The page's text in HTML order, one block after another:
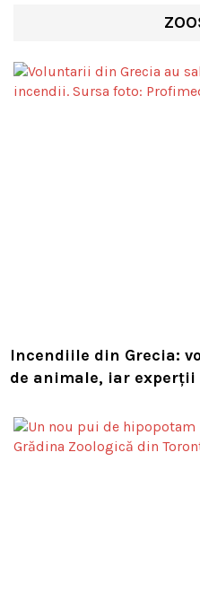
Incendiile din Grecia:
de animale, iar